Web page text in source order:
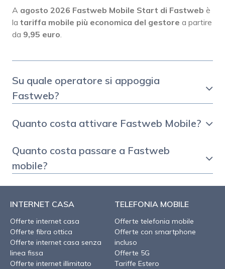
A agosto 2026 Fastweb Mobile Start di Fastweb è
la tariffa mobile più economica del gestore a partire
da 9,95 euro.
Su quale operatore si appoggia
Fastweb?
Quanto costa attivare Fastweb Mobile?
Quanto costa passare a Fastweb
mobile?
INTERNET CASA
Offerte internet casa
Offerte fibra ottica
Offerte internet casa senza
linea fissa
Offerte internet illimitato
TELEFONIA MOBILE
Offerte telefonia mobile
Offerte con smartphone
incluso
Offerte 5G
Tariffe Estero